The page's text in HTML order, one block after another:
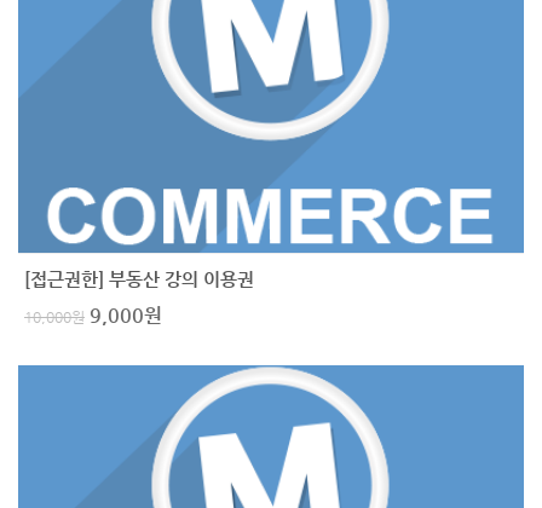
[접근권한] 부동산 강의 이용권
10,000원 9,000원